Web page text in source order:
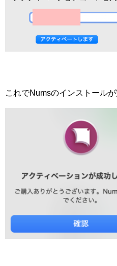
これでNumsのインストールが